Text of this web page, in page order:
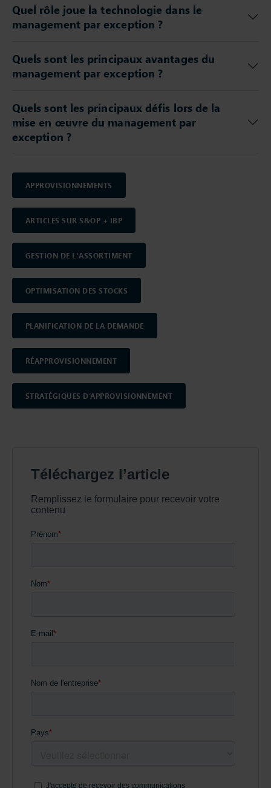
Quel rôle joue la technologie dans le
management par exception ?
Quels sont les principaux avantages du
management par exception ?
Quels sont les principaux défis lors de la
mise en œuvre du management par
exception ?
APPROVISIONNEMENTS
ARTICLES SUR S&OP + IBP
GESTION DE L'ASSORTIMENT
OPTIMISATION DES STOCKS
PLANIFICATION DE LA DEMANDE
RÉAPPROVISIONNEMENT
STRATÉGIQUES D’APPROVISIONNEMENT